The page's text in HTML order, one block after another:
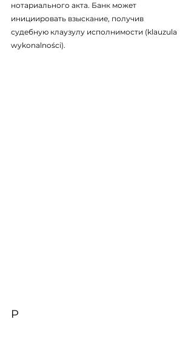
нотариального акта. Банк может
инициировать взыскание, получив
судебную клаузулу исполнимости (klauzula
wykonalności).
P